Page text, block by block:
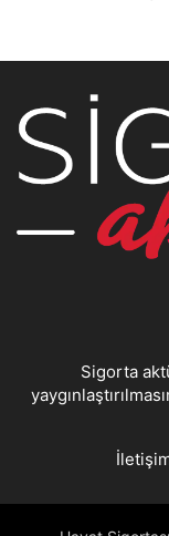
Sigorta